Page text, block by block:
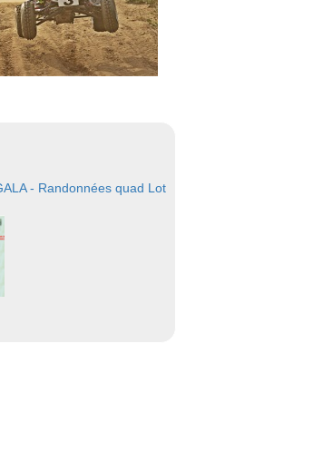
- Randonnées quad Lot